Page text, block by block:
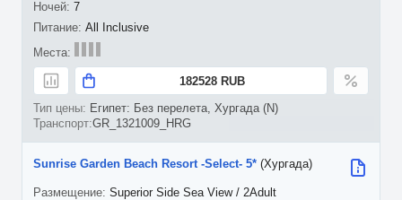
7
All Inclusive
182528 RUB
Египет: Без перелета, Хургада (N)
GR_1321009_HRG
Sunrise Garden Beach Resort -Select- 5* (Хургада)
Superior Side Sea View / 2Adult